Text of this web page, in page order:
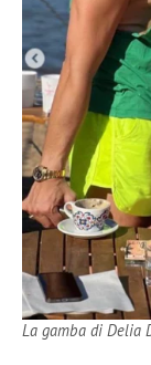
La gamba di Delia